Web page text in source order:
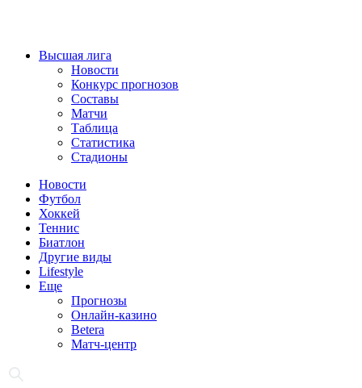
Высшая лига
Новости
Конкурс прогнозов
Составы
Матчи
Таблица
Статистика
Стадионы
Новости
Футбол
Хоккей
Теннис
Биатлон
Другие виды
Lifestyle
Еще
Прогнозы
Онлайн-казино
Betera
Матч-центр